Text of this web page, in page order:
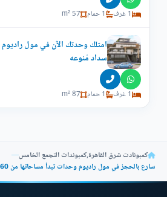
1 غرف 1 حمام 57 m²
امتلك وحدتك الآن في مول راديوم
سداد مُنوعه
1 غرف 1 حمام 87 m²
كمبونادت شرق القاهرة,كمبوندات التجمع الخامس—
سارع بالحجز في مول راديوم وحدات تبدأ مساحاتها من 60 متر